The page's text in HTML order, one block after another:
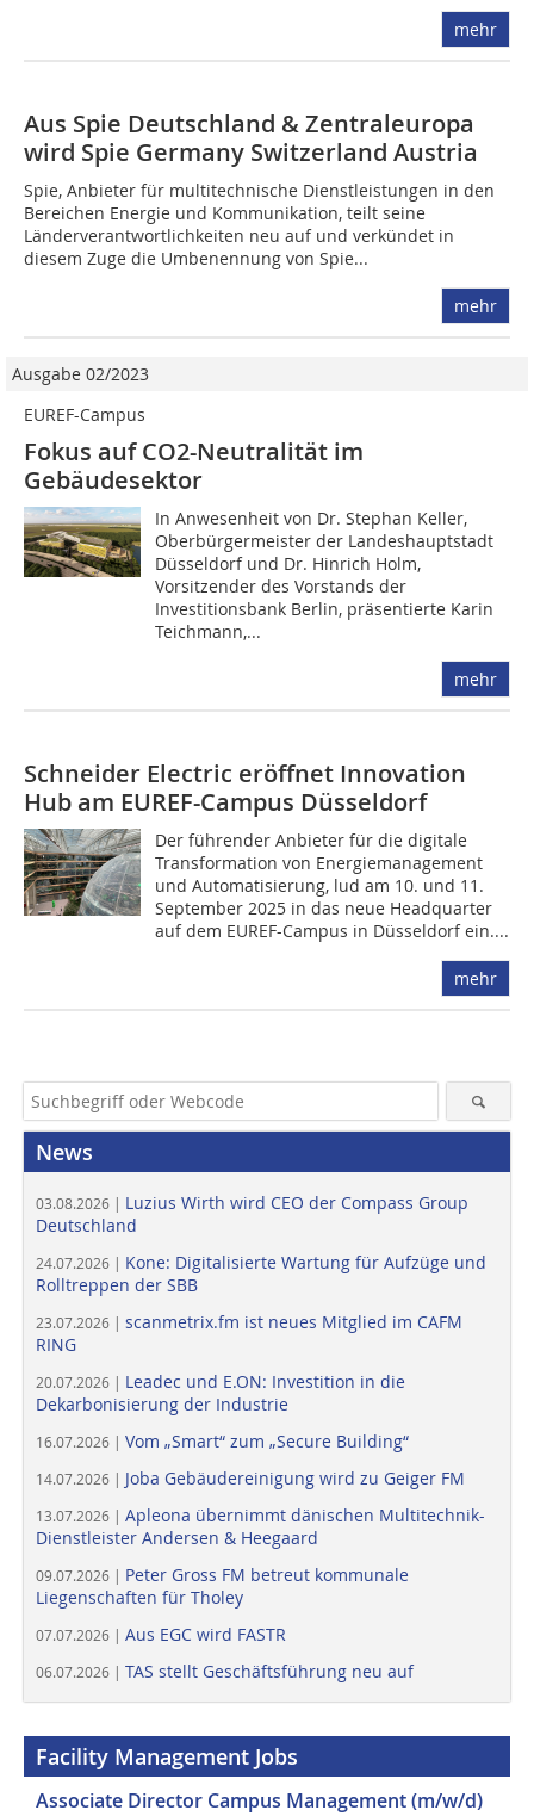
mehr
Aus Spie Deutschland & Zentraleuropa
wird Spie Germany Switzerland Austria
Spie, Anbieter für multitechnische Dienstleistungen in den
Bereichen Energie und Kommunikation, teilt seine
Länderverantwortlichkeiten neu auf und verkündet in
diesem Zuge die Umbenennung von Spie...
mehr
Ausgabe 02/2023
EUREF-Campus
Fokus auf CO2-Neutralität im
Gebäudesektor
In Anwesenheit von Dr. Stephan Keller,
Oberbürgermeister der Landeshauptstadt
Düsseldorf und Dr. Hinrich Holm,
Vorsitzender des Vorstands der
Investitionsbank Berlin, präsentierte Karin
Teichmann,...
mehr
Schneider Electric eröffnet Innovation
Hub am EUREF-Campus Düsseldorf
Der führender Anbieter für die digitale
Transformation von Energiemanagement
und Automatisierung, lud am 10. und 11.
September 2025 in das neue Headquarter
auf dem EUREF-Campus in Düsseldorf ein....
mehr
News
03.08.2026 | Luzius Wirth wird CEO der Compass Group
Deutschland
24.07.2026 | Kone: Digitalisierte Wartung für Aufzüge und
Rolltreppen der SBB
23.07.2026 | scanmetrix.fm ist neues Mitglied im CAFM
RING
20.07.2026 | Leadec und E.ON: Investition in die
Dekarbonisierung der Industrie
16.07.2026 | Vom „Smart“ zum „Secure Building“
14.07.2026 | Joba Gebäudereinigung wird zu Geiger FM
13.07.2026 | Apleona übernimmt dänischen Multitechnik-
Dienstleister Andersen & Heegaard
09.07.2026 | Peter Gross FM betreut kommunale
Liegenschaften für Tholey
07.07.2026 | Aus EGC wird FASTR
06.07.2026 | TAS stellt Geschäftsführung neu auf
Facility Management Jobs
Associate Director Campus Management (m/w/d)